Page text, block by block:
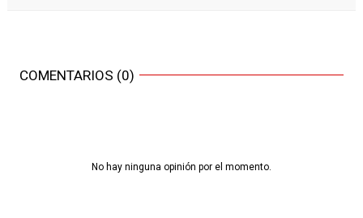
COMENTARIOS (0)
No hay ninguna opinión por el momento.